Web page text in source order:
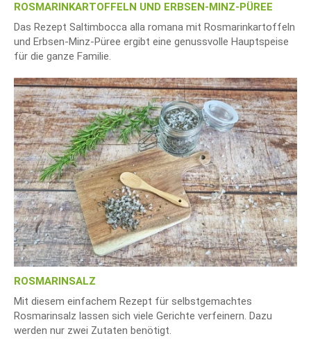
ROSMARINKARTOFFELN UND ERBSEN-MINZ-PÜREE
Das Rezept Saltimbocca alla romana mit Rosmarinkartoffeln
und Erbsen-Minz-Püree ergibt eine genussvolle Hauptspeise
für die ganze Familie.
ROSMARINSALZ
Mit diesem einfachem Rezept für selbstgemachtes
Rosmarinsalz lassen sich viele Gerichte verfeinern. Dazu
werden nur zwei Zutaten benötigt.